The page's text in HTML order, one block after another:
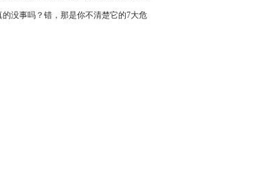
的没事吗？错，那是你不清楚它的7大危